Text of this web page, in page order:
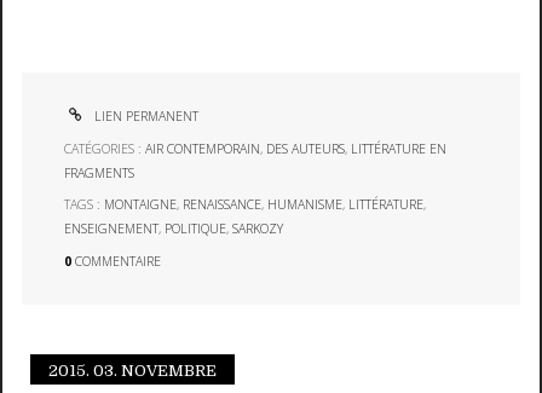
LIEN PERMANENT
CATÉGORIES :AIR CONTEMPORAIN, DES AUTEURS, LITTÉRATURE EN
FRAGMENTS
TAGS : MONTAIGNE, RENAISSANCE, HUMANISME, LITTÉRATURE,
ENSEIGNEMENT, POLITIQUE,SARKOZY
0 COMMENTAIRE
2015. 03. NOVEMBRE